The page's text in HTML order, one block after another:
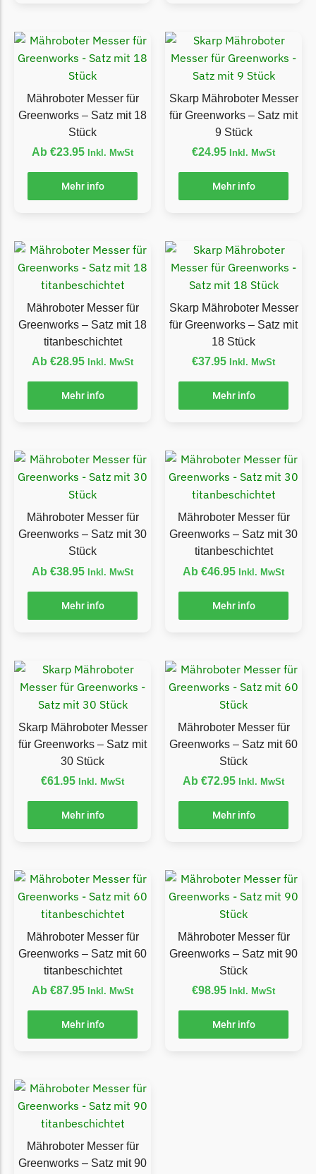
Eufy
Eufy Messer
Ferrex
Ferrex Messer
Begrenzungsdraht
Florabest Messer
Flymo
Flymo Messer
Begrenzungsdraht
Fuxtec
Fuxtec Messer
Begrenzungsdraht
Garden Feelings Messer
Greenworks
Greenworks Messer
Begrenzungsdraht
Grouw
Grouw Messer
Begrenzungsdraht
Güde Messer
Begrenzungsdraht
Honda
Honda Messer
Begrenzungsdraht
Kress
Kress Messer
Begrenzungsdraht
LandXcape Messer
Begrenzungsdraht
LawnBott
LawnBott Messer
Begrenzungsdraht
Lizard
Lizard Messer
Begrenzungsdraht
LUX-Tools Messer
Begrenzungsdraht
Mammotion
Mammotion Messer
Mähroboter Messer für
Greenworks – Satz mit 18
Stück
Ab €23.95 Inkl. MwSt
Mehr info
Skarp Mähroboter Messer
für Greenworks – Satz mit
9 Stück
€24.95 Inkl. MwSt
Mehr info
Mähroboter Messer für
Greenworks – Satz mit 18
titanbeschichtet
Ab €28.95 Inkl. MwSt
Mehr info
Skarp Mähroboter Messer
für Greenworks – Satz mit
18 Stück
€37.95 Inkl. MwSt
Mehr info
Mähroboter Messer für
Greenworks – Satz mit 30
Stück
Ab €38.95 Inkl. MwSt
Mehr info
Mähroboter Messer für
Greenworks – Satz mit 30
titanbeschichtet
Ab €46.95 Inkl. MwSt
Mehr info
Skarp Mähroboter Messer
für Greenworks – Satz mit
30 Stück
€61.95 Inkl. MwSt
Mehr info
Mähroboter Messer für
Greenworks – Satz mit 60
Stück
Ab €72.95 Inkl. MwSt
Mehr info
Mähroboter Messer für
Greenworks – Satz mit 60
titanbeschichtet
Ab €87.95 Inkl. MwSt
Mehr info
Mähroboter Messer für
Greenworks – Satz mit 90
Stück
€98.95 Inkl. MwSt
Mehr info
Mähroboter Messer für
Greenworks – Satz mit 90